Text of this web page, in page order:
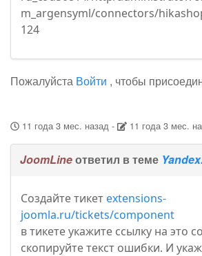
m_argensyml/connectors/
124
Пожалуйста Войти , чтобы
11 года 3 мес. назад- 11 года 3 мес.
JoomLineответил в теме
Создайте тикет extensions-
joomla.ru/tickets/component
в тикете укажите ссылку на это
скопируйте текст ошибки. И